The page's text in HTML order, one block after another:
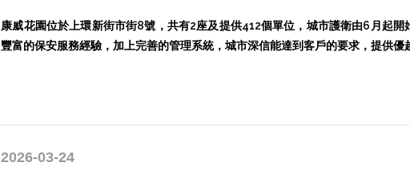
康威花園位於上環新街市街8號，共有2座及提供412個單位，城市護衛由6月起
豐富的保安服務經驗，加上完善的管理系統，城市深信能達到客戶的要求，提供優
2026-03-24